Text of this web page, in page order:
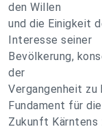
den Willen
und die Einigkeit
Interesse seiner
Bevölkerung,
der
Vergangenheit zu
Fundament für die
Zukunft Kärntens